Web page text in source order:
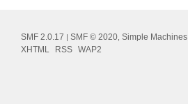
SMF 2.0.17 | SMF © 2020 Simple Machines
XHTML
RSS WAP2